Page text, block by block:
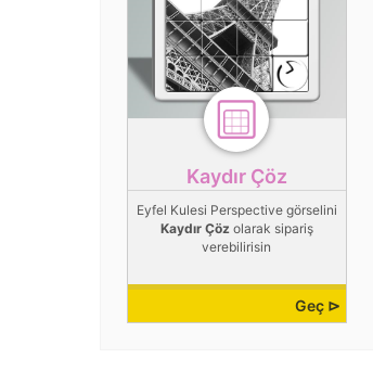
Kaydır Çöz
Eyfel Kulesi Perspective görselini
Kaydır Çözolarak sipariş
verebilirisin
Geç ⊳